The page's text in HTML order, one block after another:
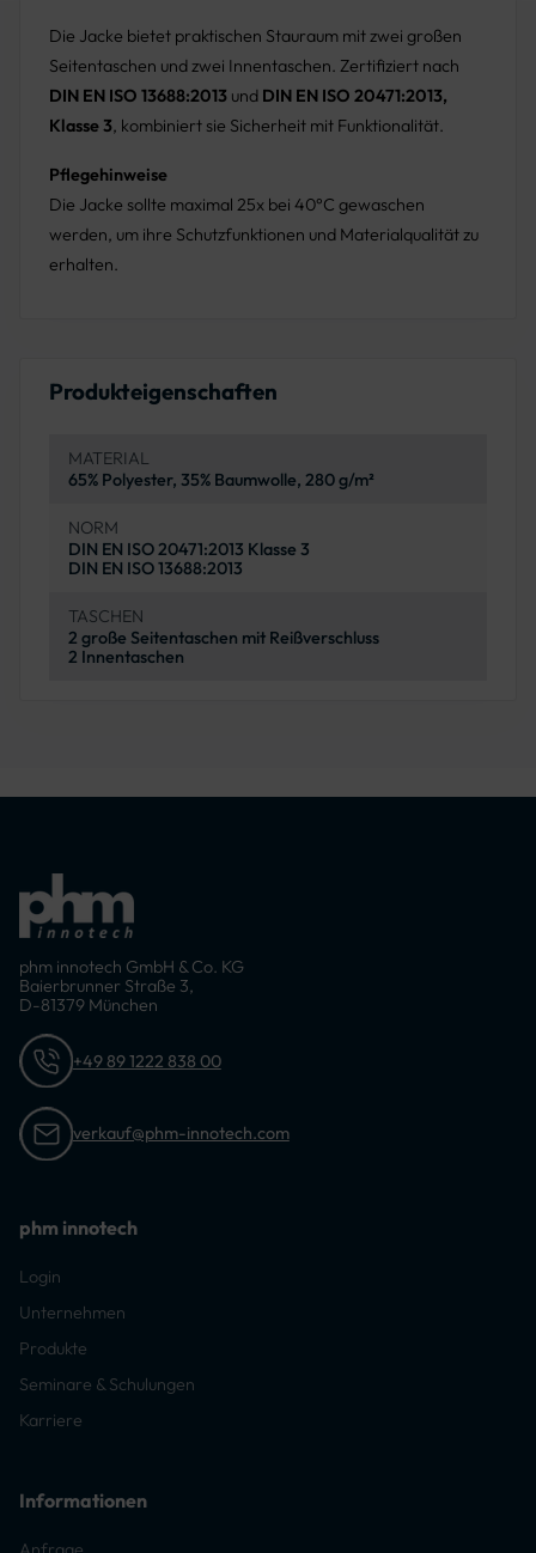
Die Jacke bietet praktischen Stauraum mit zwei großen
Seitentaschen und zwei Innentaschen. Zertifiziert nach
DIN EN ISO 13688:2013 und DIN EN ISO 20471:2013,
Klasse 3, kombiniert sie Sicherheit mit Funktionalität.
Pflegehinweise
Die Jacke sollte maximal 25x bei 40°C gewaschen
werden, um ihre Schutzfunktionen und Materialqualität zu
erhalten.
Produkteigenschaften
MATERIAL
65% Polyester, 35% Baumwolle, 280 g/m²
NORM
DIN EN ISO 20471:2013 Klasse 3
DIN EN ISO 13688:2013
TASCHEN
2 große Seitentaschen mit Reißverschluss
2 Innentaschen
phm innotech GmbH & Co. KG
Baierbrunner Straße 3,
D-81379 München
+49 89 1222 838 00
verkauf@phm-innotech.com
phm innotech
Login
Unternehmen
Produkte
Seminare & Schulungen
Karriere
Informationen